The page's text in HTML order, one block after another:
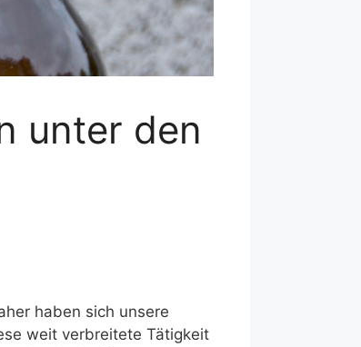
unter den
haben sich unsere
weit verbreitete Tätigkeit